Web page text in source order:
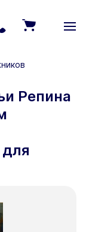
Репина